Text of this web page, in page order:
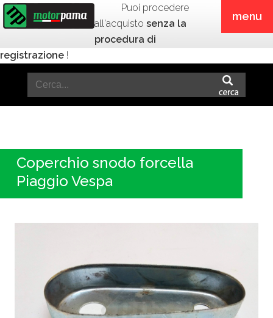
menu
Puoi procedere
all'acquisto senza la
procedura di
registrazione !
Coperchio snodo forcella
Piaggio Vespa